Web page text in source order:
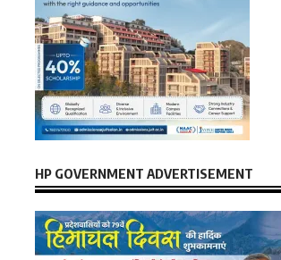
HP GOVERNMENT ADVERTISEMENT